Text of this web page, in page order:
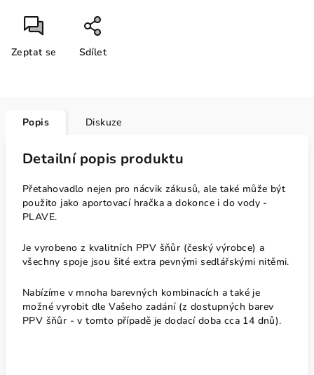
Zeptat se Sdílet
Popis Diskuze
Detailní popis produktu
Přetahovadlo nejen pro nácvik zákusů, ale také může být
použito jako aportovací hračka a dokonce i do vody -
PLAVE.
Je vyrobeno z kvalitních PPV šňůr (český výrobce) a
všechny spoje jsou šité extra pevnými sedlářskými nitěmi.
Nabízíme v mnoha barevných kombinacích a také je
možné vyrobit dle Vašeho zadání (z dostupných barev
PPV šňůr - v tomto případě je dodací doba cca 14 dnů).